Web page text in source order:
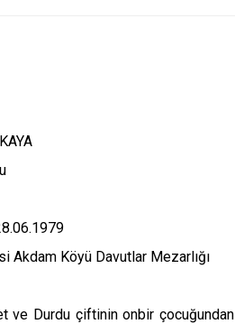
Akdam Köyü Davutlar Mezarlığı
ve Durdu çiftinin onbir